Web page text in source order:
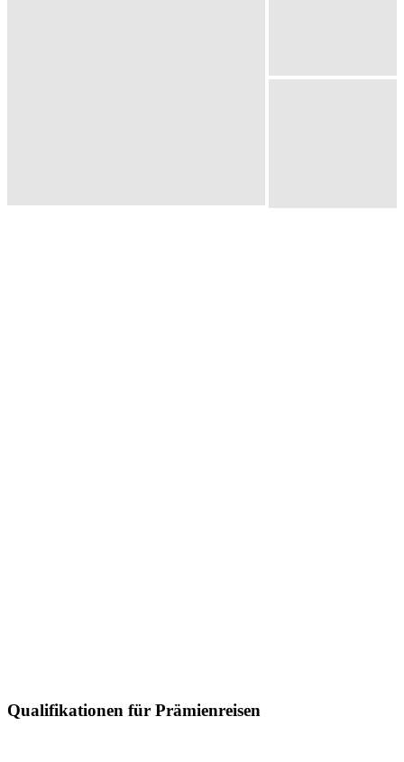
Qualifikationen für Prämienreisen